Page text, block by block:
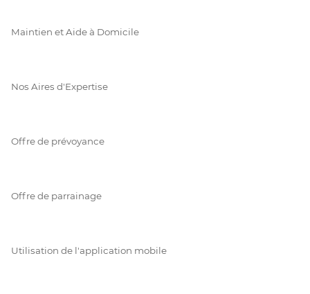
Maintien et Aide à Domicile
Nos Aires d'Expertise
Offre de prévoyance
Offre de parrainage
Utilisation de l'application mobile